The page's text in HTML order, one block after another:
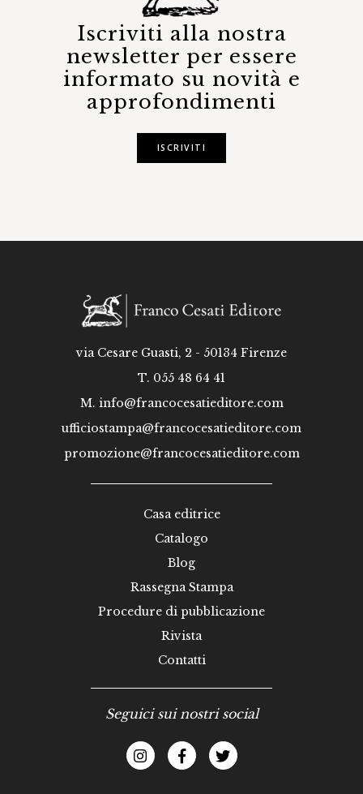
Iscriviti alla nostra
newsletter per essere
informato su novità e
approfondimenti
ISCRIVITI
via Cesare Guasti, 2 - 50134 Firenze
T. 055 48 64 41
M. info@francocesatieditore.com
ufficiostampa@francocesatieditore.com
promozione@francocesatieditore.com
Casa editrice
Catalogo
Blog
Rassegna Stampa
Procedure di pubblicazione
Rivista
Contatti
Seguici sui nostri social